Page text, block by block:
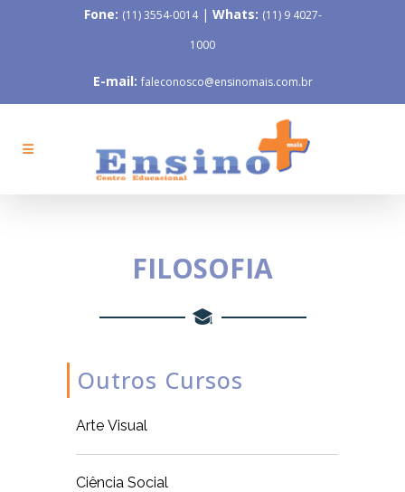
Fone: (11) 3554-0014| Whats: (11) 9 4027-
1000
E-mail: faleconosco@ensinomais.com.br
FILOSOFIA
Outros Cursos
Arte Visual
Ciência Social